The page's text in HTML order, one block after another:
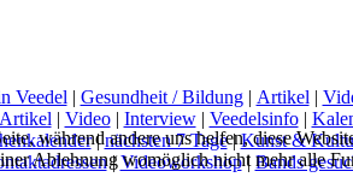
Veedel | Gesundheit / Bildung| Artikel |
Artikel | Video| Interview| Veedelsinfo|
|nächsten 7 Tage|Kunst &
|Videoworkshop|Bands
während andere uns helfen, diese
Ablehnung womöglich nicht mehr alle